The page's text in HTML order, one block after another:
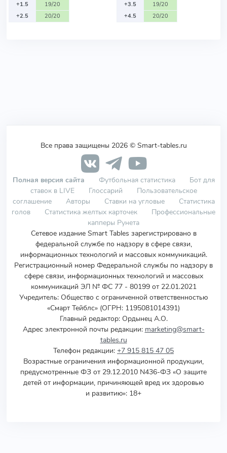
+1.5
19/20
+2.5
20/20
+3.5
19/20
+4.5
20/20
Все права защищены 2026 © Smart-tables.ru
Полная версия сайта Футбольная статистика
Бот для
ставок в LIVE
Глоссарий
Пользовательское
соглашение
Авторы Ставки на угловые
Статистика
голов
Статистика желтых карточек
Профессиональные
капперы Рунета
Сетевое издание Smart Tables зарегистрировано в
федеральной службе по надзору в сфере связи,
информационных технологий и массовых коммуникаций.
Регистрационный номер Федеральной службы по надзору в
сфере связи, информационных технологий и массовых
коммуникаций ЭЛ № ФС 77 - 80199 от 22.01.2021
Учредитель: Общество с ограниченной ответственностью
«Смарт Тейблс» (ОГРН: 1195081014391)
Главный редактор: Ордынец А.О.
Адрес электронной почты редакции: marketing@smart-
tables.ru
Телефон редакции: +7 915 815 47 05
Возрастные ограничения информационной продукции,
предусмотренные ФЗ от 29.12.2010 N436-ФЗ «О защите
детей от информации, причиняющей вред их здоровью
и развитию»: 18+